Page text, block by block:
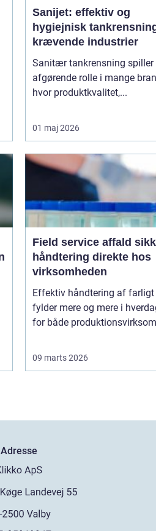
Sanijet: effektiv og
hygiejnisk
krævende industrier
Sanitær tankrensning spiller
afgørende rolle i mange
hvor produktkvalitet,...
01 maj 2026
Field service affald sikker
håndtering direkte hos
virksomheden
Effektiv håndtering af
fylder mere og mere i
for både
09 marts 2026
Adresse